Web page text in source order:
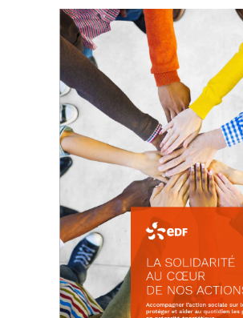
La prévention des conflits
d’intérêts
18 septembre 2023
FEUILLETER